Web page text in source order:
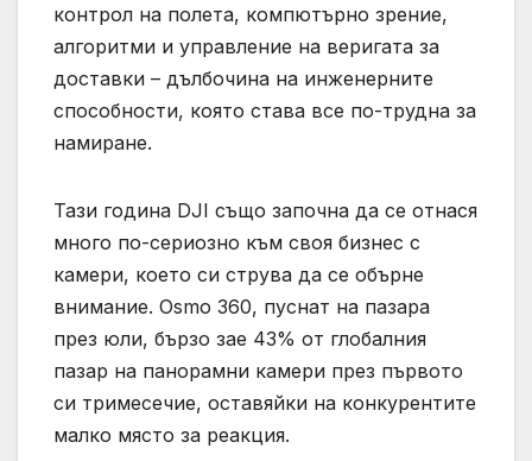
контрол на полета, компютърно зрение,
алгоритми и управление на веригата за
доставки – дълбочина на инженерните
способности, която става все по-трудна за
намиране.
Тази година DJI също започна да се отнася
много по-сериозно към своя бизнес с
камери, което си струва да се обърне
внимание. Osmo 360, пуснат на пазара
през юли, бързо зае 43% от глобалния
пазар на панорамни камери през първото
си тримесечие, оставяйки на конкурентите
малко място за реакция.